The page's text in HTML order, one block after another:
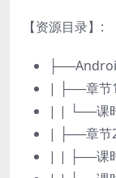
【资源目录】 :
| ├──章节
| | └──课
| ├──章节
| | ├──课